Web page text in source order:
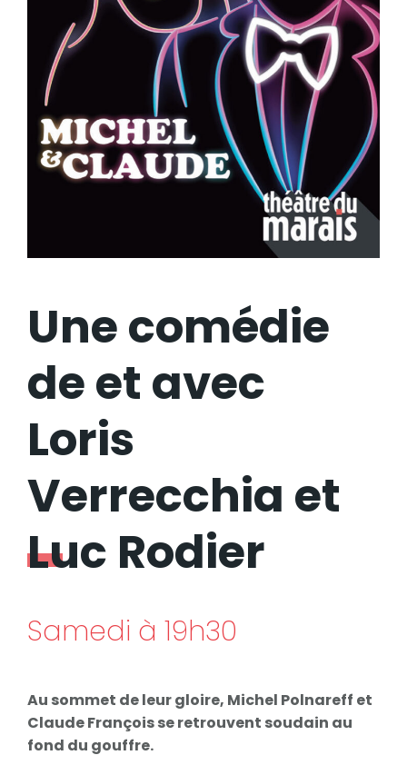
Une comédie
de et avec
Loris
Verrecchia et
Luc Rodier
Samedi à 19h30
Au sommet de leur gloire, Michel Polnareff et
Claude François se retrouvent soudain au
fond du gouffre.